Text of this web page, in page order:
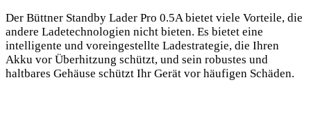
Der Büttner ⁤Standby‍ Lader Pro 0.5A bietet viele Vorteile, die
andere‌ Ladetechnologien ⁣nicht bieten. Es bietet eine
⁣intelligente‌ und ‍voreingestellte Ladestrategie, die Ihren
Akku vor⁤ Überhitzung​ schützt, und ‌sein robustes und⁤
haltbares ‍Gehäuse schützt ‍Ihr Gerät vor häufigen Schäden.​